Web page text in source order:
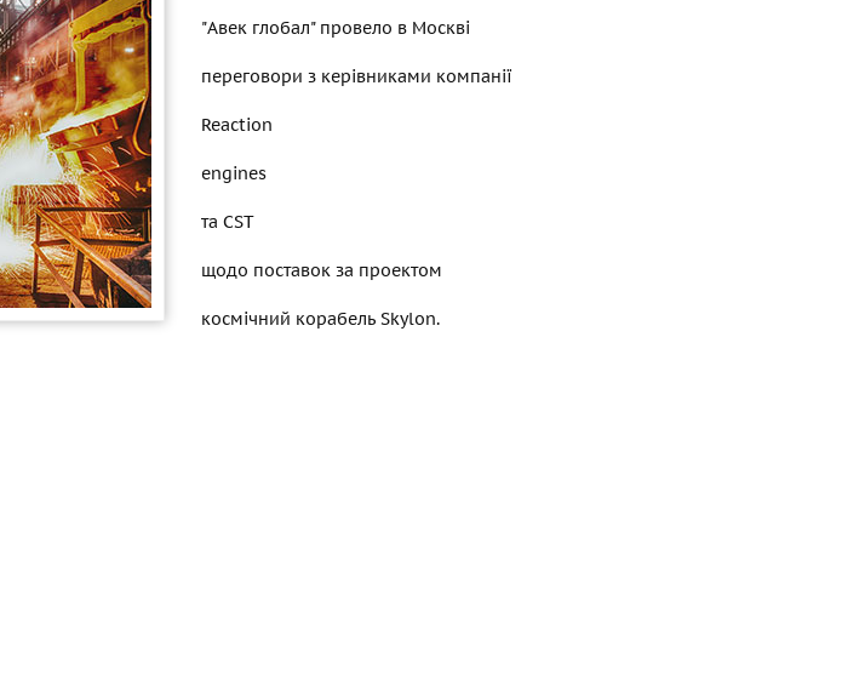
"Авек глобал" провело в Москві
переговори з керівниками компанії
Reaction
engines
та CST
щодо поставок за проектом
космічний корабель Skylon.